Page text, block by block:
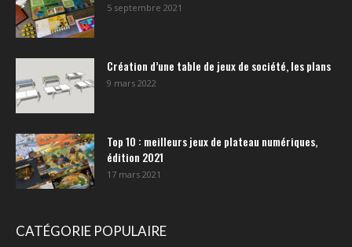
5 septembre 2021
Création d’une table de jeux de société, les plans
9 mars 2022
Top 10 : meilleurs jeux de plateau numériques,
édition 2021
17 mars 2021
CATÉGORIE POPULAIRE